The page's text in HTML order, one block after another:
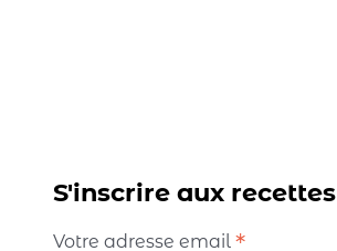
S'inscrire aux recettes
Votre adresse email *